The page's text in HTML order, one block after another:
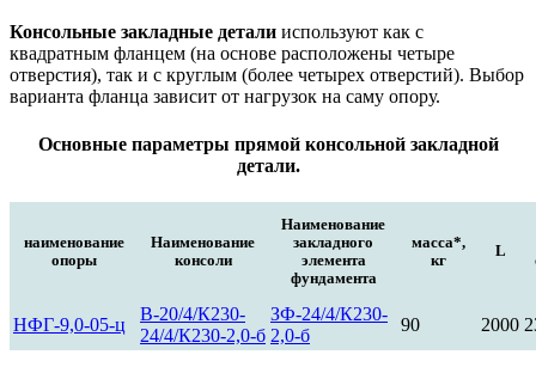
Консольные закладные детали используют как с
квадратным фланцем (на основе расположены четыре
отверстия), так и с круглым (более четырех отверстий). Выбор
варианта фланца зависит от нагрузок на саму опору.
Основные параметры прямой консольной закладной
детали.
наименование
опоры
Наименование
консоли
Наименование
закладного
элемента
фундамента
масса*,
кг
L
НФГ-9,0-05-ц
В-20/4/К230-
24/4/К230-2,0-б
ЗФ-24/4/К230-
2,0-б
90 2000